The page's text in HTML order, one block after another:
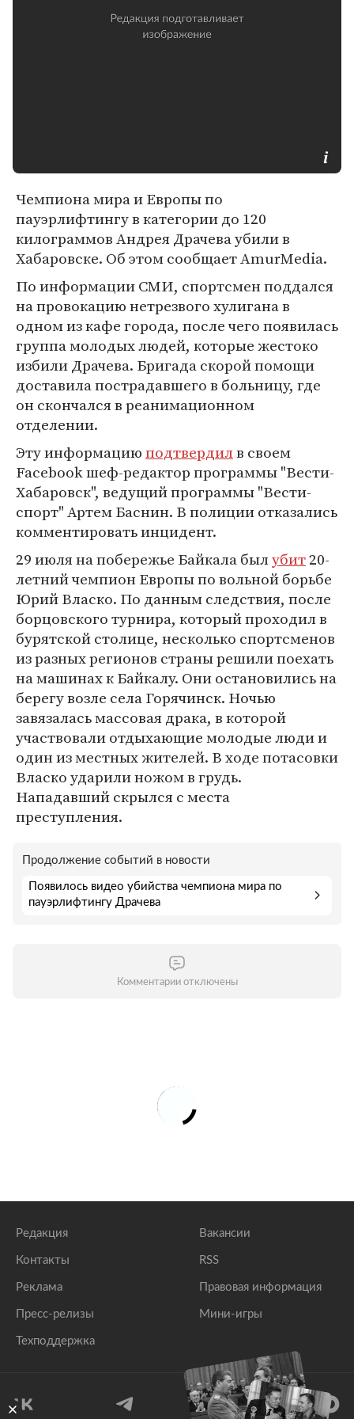
Чемпиона мира и Европы по
пауэрлифтингу в категории до 120
килограммов Андрея Драчева убили в
Хабаровске. Об этом сообщает AmurMedia.
По информации СМИ, спортсмен поддался
на провокацию нетрезвого хулигана в
одном из кафе города, после чего появилась
группа молодых людей, которые жестоко
избили Драчева. Бригада скорой помощи
доставила пострадавшего в больницу, где
он скончался в реанимационном
отделении.
Эту информациюподтвердилв своем
Facebook шеф-редактор программы "Вести-
Хабаровск", ведущий программы "Вести-
спорт" Артем Баснин. В полиции отказались
комментировать инцидент.
29 июля на побережье Байкала былубит20-
летний чемпион Европы по вольной борьбе
Юрий Власко. По данным следствия, после
борцовского турнира, который проходил в
бурятской столице, несколько спортсменов
из разных регионов страны решили поехать
на машинах к Байкалу. Они остановились на
берегу возле села Горячинск. Ночью
завязалась массовая драка, в которой
участвовали отдыхающие молодые люди и
один из местных жителей. В ходе потасовки
Власко ударили ножом в грудь.
Нападавший скрылся с места
преступления.
Продолжение событий в новости
Появилось видео убийства чемпиона мира по
пауэрлифтингу Драчева
Комментарии отключены
Редакция
Контакты
Реклама
Пресс-релизы
Техподдержка
Вакансии
RSS
Правовая информация
Мини-игры